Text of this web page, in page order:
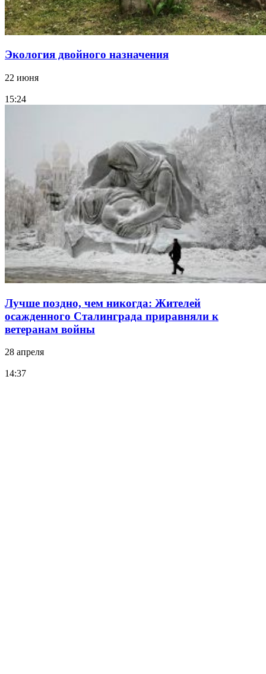
Экология двойного назначения
22 июня
15:24
Лучше поздно, чем никогда: Жителей
осажденного Сталинграда приравняли к
ветеранам войны
28 апреля
14:37